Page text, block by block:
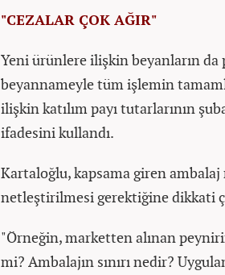
"CEZALAR ÇOK AĞIR"
Yeni ürünlere ilişkin beyanların
beyannameyle tüm işlemin
ilişkin katılım payı tutarlarının
ifadesini kullandı.
Kartaloğlu, kapsama giren
netleştirilmesi gerektiğine dikkati
"Örneğin, marketten alınan
mi? Ambalajın sınırı nedir?